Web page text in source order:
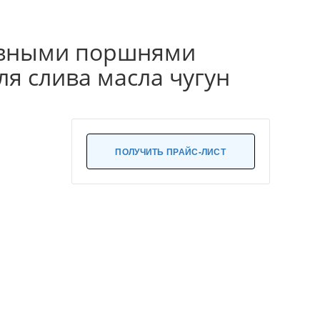
поршнями
слива масла чугун
ПОЛУЧИТЬ ПРАЙС-ЛИСТ